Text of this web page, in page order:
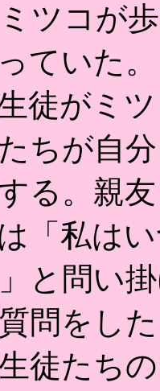
ツコが
ていた
徒がミ
ちが自
る。親
「私は
と問い
問をし
徒たち